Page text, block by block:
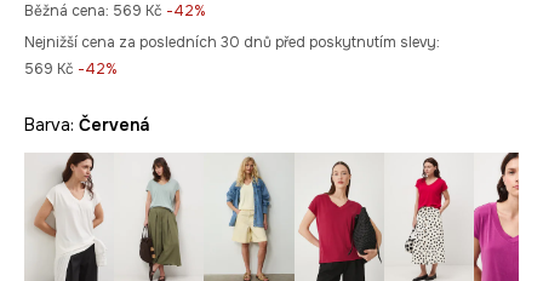
Běžná cena: 569 Kč -42%
Nejnižší cena za posledních 30 dnů před poskytnutím slevy:
569 Kč -42%
Barva: červená